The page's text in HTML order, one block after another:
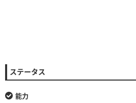
ステータス
能力